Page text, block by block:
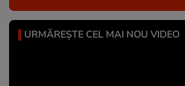
URMĂREȘTE CEL MAI NOU VIDEO